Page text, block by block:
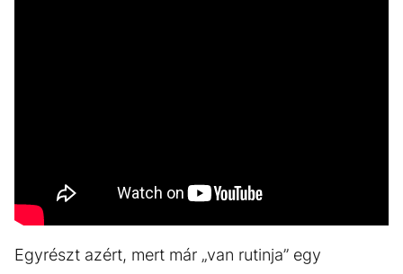
Egyrészt azért, mert már „van rutinja” egy